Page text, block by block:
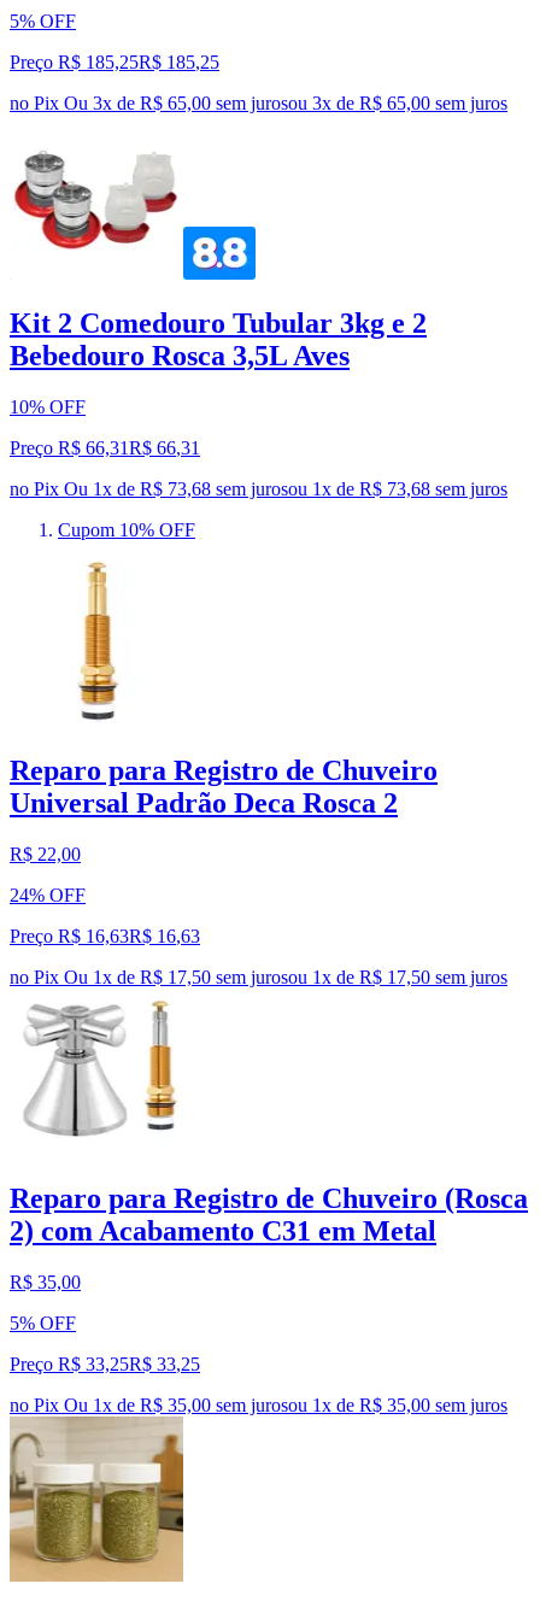
5% OFF
Preço R$ 185,25R$ 185,25
no Pix Ou 3x de R$ 65,00 sem jurosou 3x de R$ 65,00 sem juros
Kit 2 Comedouro Tubular 3kg e 2
Bebedouro Rosca 3,5L Aves
10% OFF
Preço R$ 66,31R$ 66,31
no Pix Ou 1x de R$ 73,68 sem jurosou 1x de R$ 73,68 sem juros
Cupom 10% OFF
Reparo para Registro de Chuveiro
Universal Padrão Deca Rosca 2
R$ 22,00
24% OFF
Preço R$ 16,63R$ 16,63
no Pix Ou 1x de R$ 17,50 sem jurosou 1x de R$ 17,50 sem juros
Reparo para Registro de Chuveiro (Rosca
2) com Acabamento C31 em Metal
R$ 35,00
5% OFF
Preço R$ 33,25R$ 33,25
no Pix Ou 1x de R$ 35,00 sem jurosou 1x de R$ 35,00 sem juros